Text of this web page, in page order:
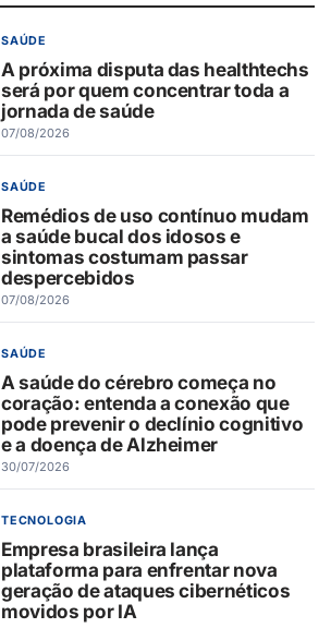
SAÚDE
A próxima disputa das healthtechs
será por quem concentrar toda a
jornada de saúde
07/08/2026
SAÚDE
Remédios de uso contínuo mudam
a saúde bucal dos idosos e
sintomas costumam passar
despercebidos
07/08/2026
SAÚDE
A saúde do cérebro começa no
coração: entenda a conexão que
pode prevenir o declínio cognitivo
e a doença de Alzheimer
30/07/2026
TECNOLOGIA
Empresa brasileira lança
plataforma para enfrentar nova
geração de ataques cibernéticos
movidos por IA